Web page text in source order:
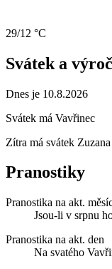
29/12 °C
Svátek a
Dnes je 10.8.2026
Svátek má Vavřinec
Zítra má svátek Zuzana
Pranostiky
Pranostika na akt.
Jsou-li v srpnu
Pranostika na akt. den
Na svatého